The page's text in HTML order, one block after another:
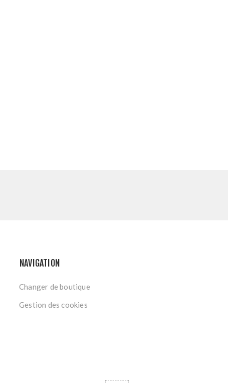
NAVIGATION
Changer de boutique
Gestion des cookies